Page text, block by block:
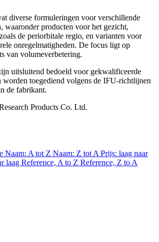
diverse formuleringen voor verschillende
waaronder producten voor het gezicht,
de periorbitale regio, en varianten voor
onregelmatigheden. De focus ligt op
van volumeverbetering.
uitsluitend bedoeld voor gekwalificeerde
worden toegediend volgens de IFU-richtlijnen
de fabrikant.
Products Co. Ltd.
Naam: A tot Z Naam: Z tot APrijs: laag naar
laag Reference, A to Z Reference, Z to A